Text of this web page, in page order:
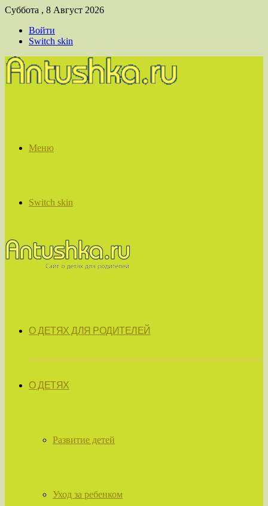
Суббота , 8 Август 2026
Войти
Switch skin
Меню
Switch skin
О ДЕТЯХ ДЛЯ РОДИТЕЛЕЙ
О ДЕТЯХ
Развитие детей
Уход за ребенком